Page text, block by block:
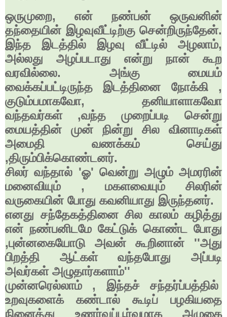
ஒருமுறை, என் நண்பன் ஒருவனின்
தந்தையின் இழவுவீட்டிற்கு சென்றிருந்தேன்.
இந்த இடத்தில் இழவு வீட்டில் அழலாம்,
அல்லது அழப்படாது என்று நான் கூற
வரவில்லை. அங்கு மையம்
வைக்கப்பட்டிருந்த இடத்தினை நோக்கி ,
குடும்பமாகவோ, தனியாளாகவோ
வந்தவர்கள் ,வந்த முறைப்படி சென்று
மையத்தின் முன் நின்று சில வினாடிகள்
அமைதி வணக்கம் செய்து
,திரும்பிக்கொண்டனர்.
சிலர் வந்தால் 'ஓ' வென்று அழும் அமரரின்
மனைவியும் , மகளவையும் சிலரின்
வருகையின் போது கவனியாது இருந்தனர்.
எனது சந்தேகத்தினை சில காலம் கழித்து
என் நண்பனிடமே கேட்டுக் கொண்ட போது
,புன்னகையோடு அவன் கூறினான் ''அது
பிறத்தி ஆட்கள் வந்தபோது அப்படி
அவர்கள் அழுதார்களாம்''
முன்னரெல்லாம் , இந்தச் சந்தர்ப்பத்தில்
உறவுகளைக் கண்டால் கூடிப் பழகியதை
நினைத்து உணர்வுப்பூர்வமாக அழுகை